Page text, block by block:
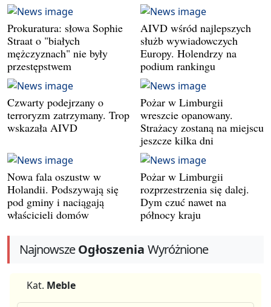
Prokuratura: słowa Sophie
Straat o "białych
mężczyznach" nie były
przestępstwem
AIVD wśród najlepszych
służb wywiadowczych
Europy. Holendrzy na
podium rankingu
Czwarty podejrzany o
terroryzm zatrzymany. Trop
wskazała AIVD
Pożar w Limburgii
wreszcie opanowany.
Strażacy zostaną na miejscu
jeszcze kilka dni
Nowa fala oszustw w
Holandii. Podszywają się
pod gminy i naciągają
właścicieli domów
Pożar w Limburgii
rozprzestrzenia się dalej.
Dym czuć nawet na
północy kraju
NajnowszeOgłoszenia Wyróżnione
Kat. Meble